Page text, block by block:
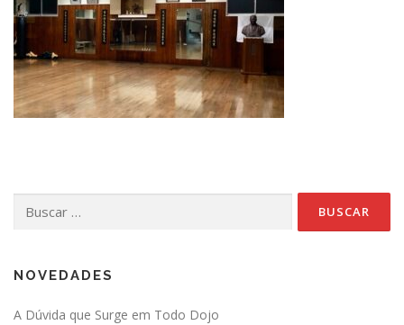
NOVEDADES
A Dúvida que Surge em Todo Dojo